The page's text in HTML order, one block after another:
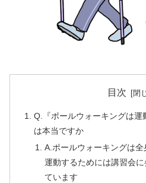
目次
Q.『ポールウォーキングは
は本当ですか
A.ポールウォーキングは
運動するためには講習会
ています